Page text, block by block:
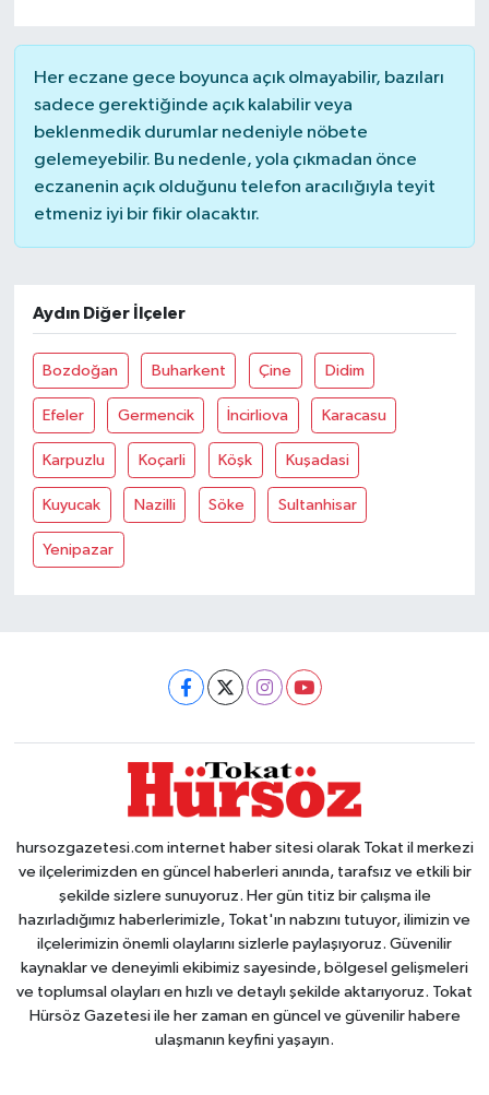
Her eczane gece boyunca açık olmayabilir, bazıları
sadece gerektiğinde açık kalabilir veya
beklenmedik durumlar nedeniyle nöbete
gelemeyebilir. Bu nedenle, yola çıkmadan önce
eczanenin açık olduğunu telefon aracılığıyla teyit
etmeniz iyi bir fikir olacaktır.
Aydın Diğer İlçeler
Bozdoğan Buharkent Çine Didim
Efeler Germencik İncirliova Karacasu
Karpuzlu Koçarli Köşk Kuşadasi
Kuyucak Nazilli Söke Sultanhisar
Yenipazar
hursozgazetesi.com internet haber sitesi olarak Tokat il merkezi
ve ilçelerimizden en güncel haberleri anında, tarafsız ve etkili bir
şekilde sizlere sunuyoruz. Her gün titiz bir çalışma ile
hazırladığımız haberlerimizle, Tokat'ın nabzını tutuyor, ilimizin ve
ilçelerimizin önemli olaylarını sizlerle paylaşıyoruz. Güvenilir
kaynaklar ve deneyimli ekibimiz sayesinde, bölgesel gelişmeleri
ve toplumsal olayları en hızlı ve detaylı şekilde aktarıyoruz. Tokat
Hürsöz Gazetesi ile her zaman en güncel ve güvenilir habere
ulaşmanın keyfini yaşayın.